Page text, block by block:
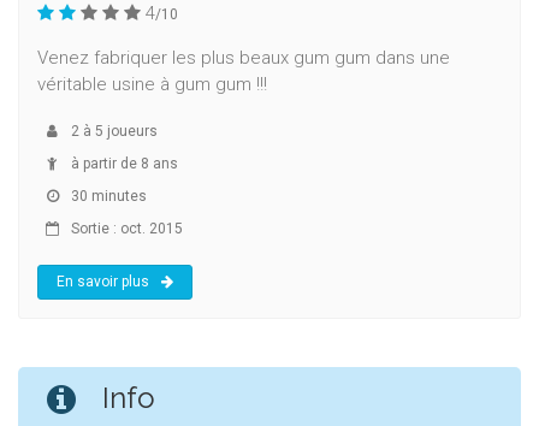
4/10
Venez fabriquer les plus beaux gum gum dans une
véritable usine à gum gum !!!
2 à 5 joueurs
à partir de 8 ans
30 minutes
Sortie : oct. 2015
En savoir plus
Info